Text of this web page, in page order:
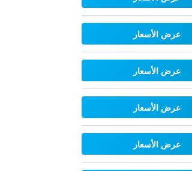
عرض الأسعار
عرض الأسعار
عرض الأسعار
عرض الأسعار